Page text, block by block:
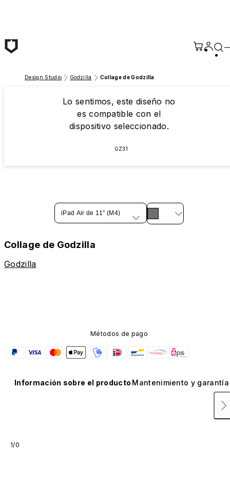
Design Studio Godzilla Collage de Godzilla
Lo sentimos, este diseño no
es compatible con el
dispositivo seleccionado.
GZ31
iPad Air de 11″ (M4)
Collage de Godzilla
Godzilla
Métodos de pago
Información sobre el producto Mantenimiento y garantía
1/0